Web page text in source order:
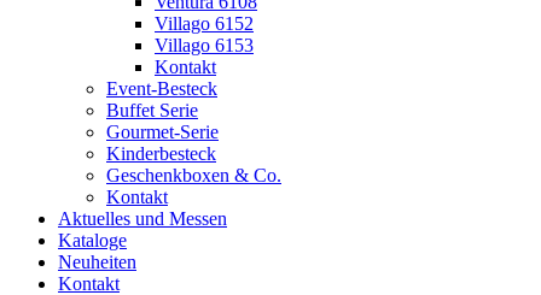
Villago 6152
Villago 6153
Kontakt
Event-Besteck
Buffet Serie
Gourmet-Serie
Kinderbesteck
Geschenkboxen & Co.
Kontakt
Aktuelles und Messen
Kataloge
Neuheiten
Kontakt